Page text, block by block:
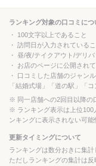
ランキング対象の口コミにつ
100文字以上であること
訪問日が入力されているこ
昼/夜/テイクアウト/デリ
お店のページに公開され
口コミした店舗のジャン
「結婚式場」「道の駅」「
同一店舗への2回目以降の
ランキング表示は上位
ンキングに表示されない可能
更新タイミングについて
ランキングは数分おきに集計
ただしランキングの集計は